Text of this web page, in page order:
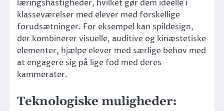
læringshastigheder, hvilket gør dem ideelle i
klasseværelser med elever med forskellige
forudsætninger. For eksempel kan spildesign,
der kombinerer visuelle, auditive og kinæstetiske
elementer, hjælpe elever med særlige behov med
at engagere sig på lige fod med deres
kammerater.
Teknologiske muligheder: